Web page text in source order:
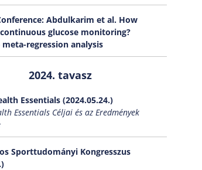
Abdulkarim et al. How
glucose monitoring?
regression analysis
2024. tavasz
Essentials (2024.05.24.)
Essentials Céljai és az Eredmények
Sporttudományi Kongresszus